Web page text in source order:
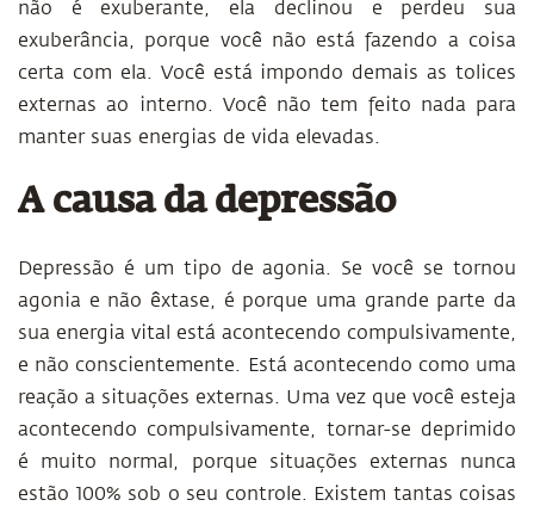
não é exuberante, ela declinou e perdeu sua
exuberância, porque você não está fazendo a coisa
certa com ela. Você está impondo demais as tolices
externas ao interno. Você não tem feito nada para
manter suas energias de vida elevadas.
A causa da depressão
Depressão é um tipo de agonia. Se você se tornou
agonia e não êxtase, é porque uma grande parte da
sua energia vital está acontecendo compulsivamente,
e não conscientemente. Está acontecendo como uma
reação a situações externas. Uma vez que você esteja
acontecendo compulsivamente, tornar-se deprimido
é muito normal, porque situações externas nunca
estão 100% sob o seu controle. Existem tantas coisas